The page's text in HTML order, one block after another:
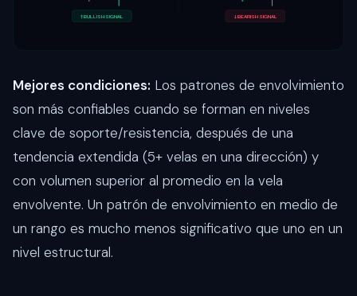
↑ BULLISH SIGNAL ↓ BEARISH SIGNAL
Mejores condiciones: Los patrones de envolvimiento
son más confiables cuando se forman en niveles
clave de soporte/resistencia, después de una
tendencia extendida (5+ velas en una dirección) y
con volumen superior al promedio en la vela
envolvente. Un patrón de envolvimiento en medio de
un rango es mucho menos significativo que uno en un
nivel estructural.